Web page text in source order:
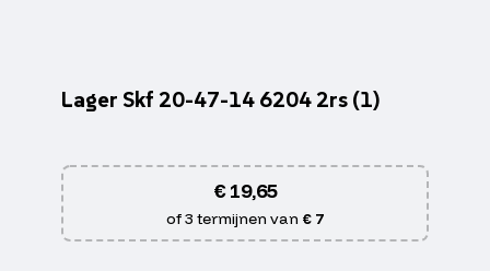
Lager Skf 20-47-14 6204 2rs (1)
€19,65
of 3 termijnen van € 7